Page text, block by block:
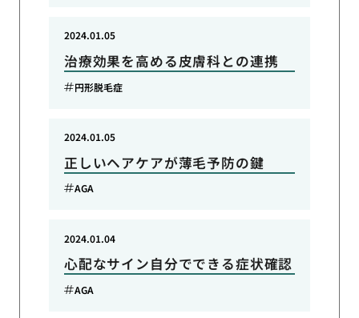
治療効果を高める皮膚科との連携
2024.01.05
円形脱毛症
正しいヘアケアが薄毛予防の鍵
2024.01.05
AGA
心配なサイン自分でできる症状確認
2024.01.04
AGA